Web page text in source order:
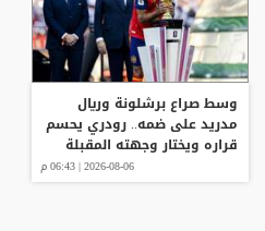
وسط صراع برشلونة وريال
مدريد على ضمه.. رودري يحسم
قراره ويختار وجهته المقبلة
2026-08-06 | 06:43 م